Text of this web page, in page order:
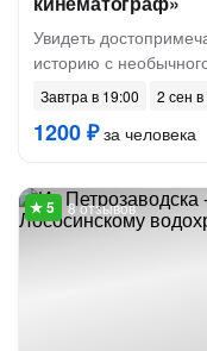
Увидеть
историю с
Завтра в 19:00 2 сен
1200 ₽за человека
8 отзывов